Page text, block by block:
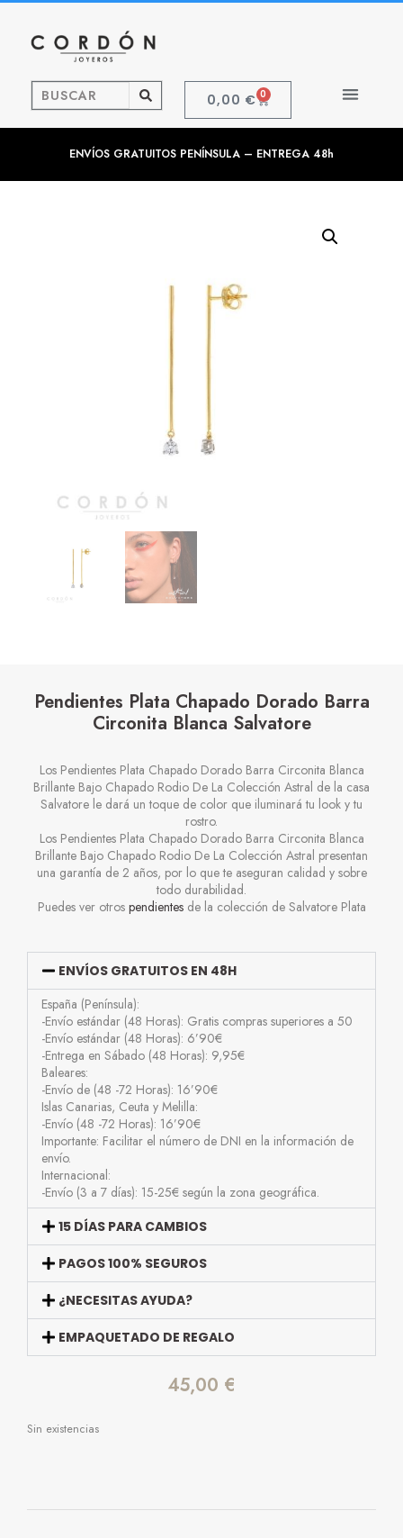
0,00 € 0
ENVÍOS GRATUITOS PENÍNSULA – ENTREGA 48h
Pendientes Plata Chapado Dorado Barra
Circonita Blanca Salvatore
Los Pendientes Plata Chapado Dorado Barra Circonita Blanca
Brillante Bajo Chapado Rodio De La Colección Astral de la casa
Salvatore le dará un toque de color que iluminará tu look y tu
rostro.
Los Pendientes Plata Chapado Dorado Barra Circonita Blanca
Brillante Bajo Chapado Rodio De La Colección Astral presentan
una garantía de 2 años, por lo que te aseguran calidad y sobre
todo durabilidad.
Puedes ver otros pendientesde la colección de Salvatore Plata
ENVÍOS GRATUITOS EN 48H
España (Península):
-Envío estándar (48 Horas): Gratis compras superiores a 50
-Envío estándar (48 Horas): 6’90€
-Entrega en Sábado (48 Horas): 9,95€
Baleares:
-Envío de (48 -72 Horas): 16’90€
Islas Canarias, Ceuta y Melilla:
-Envío (48 -72 Horas): 16’90€
Importante: Facilitar el número de DNI en la información de
envío.
Internacional:
-Envío (3 a 7 días): 15-25€ según la zona geográfica.
15 DÍAS PARA CAMBIOS
PAGOS 100% SEGUROS
¿NECESITAS AYUDA?
EMPAQUETADO DE REGALO
45,00 €
Sin existencias